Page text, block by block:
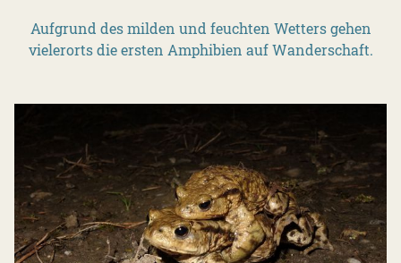
Aufgrund des milden und feuchten Wetters gehen
vielerorts die ersten Amphibien auf Wanderschaft.